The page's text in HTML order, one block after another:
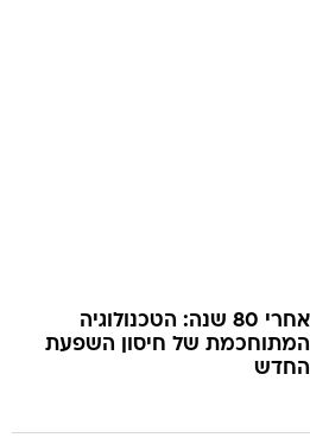
אחרי 80 שנה: הטכנולוגיה
המתוחכמת של חיסון השפעת
החדש